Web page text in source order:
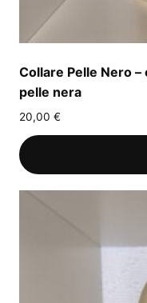
Collare Pelle Nero
pelle nera
20,00 €